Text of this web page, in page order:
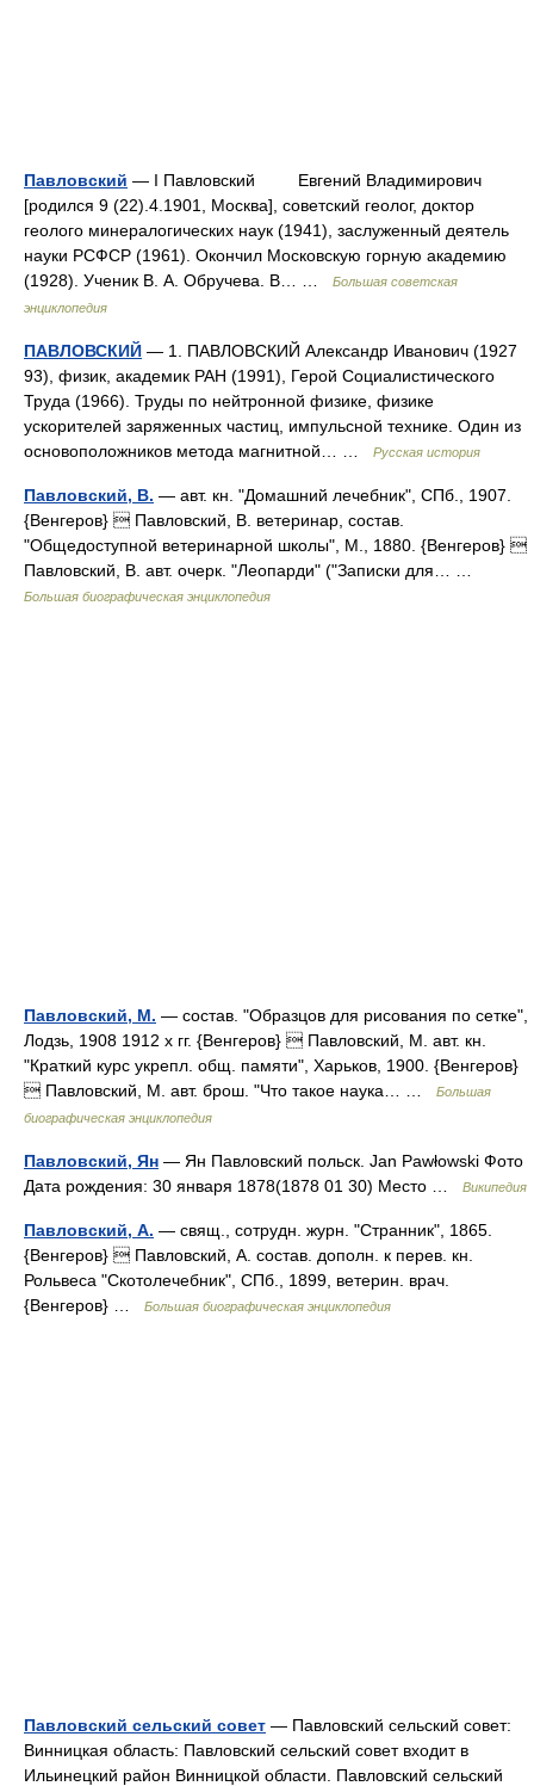
Павловский — I Павловский Евгений Владимирович
[родился 9 (22).4.1901, Москва], советский геолог, доктор
геолого минералогических наук (1941), заслуженный деятель
науки РСФСР (1961). Окончил Московскую горную академию
(1928). Ученик В. А. Обручева. В… …
Большая советская
энциклопедия
ПАВЛОВСКИЙ — 1. ПАВЛОВСКИЙ Александр Иванович (1927
93), физик, академик РАН (1991), Герой Социалистического
Труда (1966). Труды по нейтронной физике, физике
ускорителей заряженных частиц, импульсной технике. Один из
основоположников метода магнитной… …
Русская история
Павловский, В. — авт. кн. "Домашний лечебник", СПб., 1907.
{Венгеров}  Павловский, В. ветеринар, состав.
"Общедоступной ветеринарной школы", М., 1880. {Венгеров} 
Павловский, В. авт. очерк. "Леопарди" ("Записки для… …
Большая биографическая энциклопедия
Павловский, М. — состав. "Образцов для рисования по сетке",
Лодзь, 1908 1912 х гг. {Венгеров}  Павловский, М. авт. кн.
"Краткий курс укрепл. общ. памяти", Харьков, 1900. {Венгеров}
 Павловский, М. авт. брош. "Что такое наука… …
Большая
биографическая энциклопедия
Павловский, Ян — Ян Павловский польск. Jan Pawłowski Фото
Дата рождения: 30 января 1878(1878 01 30) Место …
Википедия
Павловский, А. — свящ., сотрудн. журн. "Странник", 1865.
{Венгеров}  Павловский, А. состав. дополн. к перев. кн.
Рольвеса "Скотолечебник", СПб., 1899, ветерин. врач.
{Венгеров} …
Большая биографическая энциклопедия
Павловский сельский совет — Павловский сельский совет:
Винницкая область: Павловский сельский совет входит в
Ильинецкий район Винницкой области. Павловский сельский